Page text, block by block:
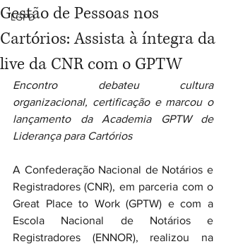
LGPD
Gestão de Pessoas nos
Cartórios: Assista à íntegra da
live da CNR com o GPTW
Encontro debateu cultura
organizacional, certificação e marcou o
lançamento da Academia GPTW de
Liderança para Cartórios
A Confederação Nacional de Notários e
Registradores (CNR), em parceria com o
Great Place to Work (GPTW) e com a
Escola Nacional de Notários e
Registradores (ENNOR), realizou na